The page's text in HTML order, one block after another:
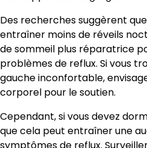
Des recherches suggèrent
entraîner moins de réveils
de sommeil plus réparatrice
problèmes de reflux. Si vous
gauche inconfortable,
corporel pour le soutien.
Cependant, si vous devez
que cela peut entraîner une
symptômes de reflux.